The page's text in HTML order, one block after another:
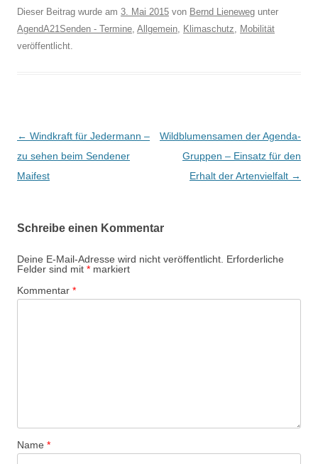
Dieser Beitrag wurde am 3. Mai 2015 von Bernd Lieneweg unter
AgendA21Senden - Termine Allgemein Klimaschutz
Mobilität
veröffentlicht.
B
e
i
a
g
s
-
i
← Windkraft für Jedermann –
zu sehen beim Sendener
Maifest
Wildblumensamen der Agenda-
Gruppen – Einsatz für den
Erhalt der Artenvielfalt →
Schreibe einen Kommentar
Deine E-Mail-Adresse wird nicht veröffentlicht. Erforderliche
Felder sind mit * markiert
Kommentar *
Name *